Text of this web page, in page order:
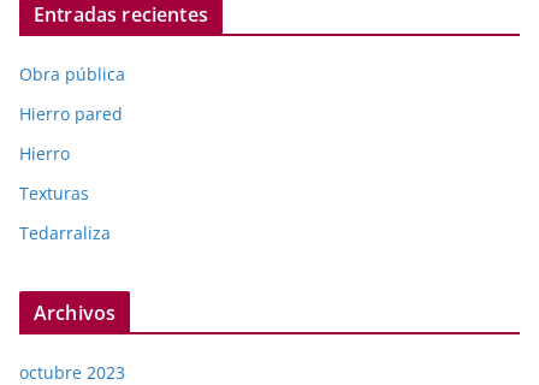
Entradas recientes
Obra pública
Hierro pared
Hierro
Texturas
Tedarraliza
Archivos
octubre 2023